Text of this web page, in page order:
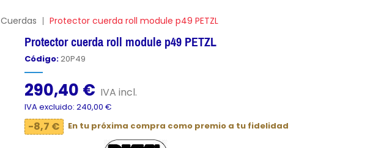
Cuerdas Protector cuerda roll module p49 PETZL
Protector cuerda roll module p49 PETZL
Código:20P49
290,40 € IVA incl.
IVA excluido: 240,00 €
-8,7 € En tu próxima compra como premio a tu fidelidad